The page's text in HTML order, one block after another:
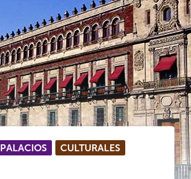
PALACIOS
CULTURALES